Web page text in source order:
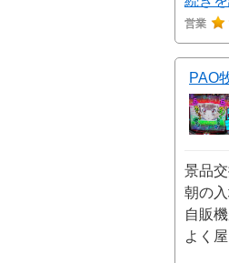
営業
PAO
景品
朝の
自販
よく